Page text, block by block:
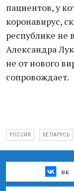
пациентов, у
коронавирус,
республике не
Александра
не от нового
сопровождает.
РОССИЯ БЕЛАРУСЬ
вк